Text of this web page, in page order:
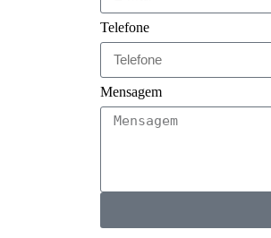
Telefone
Mensagem